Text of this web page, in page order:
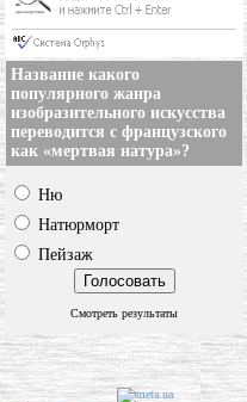
Название какого
популярного жанра
изобразительного искусства
переводится с французского
как «мертвая натура»?
Ню
Натюрморт
Пейзаж
Смотреть результаты